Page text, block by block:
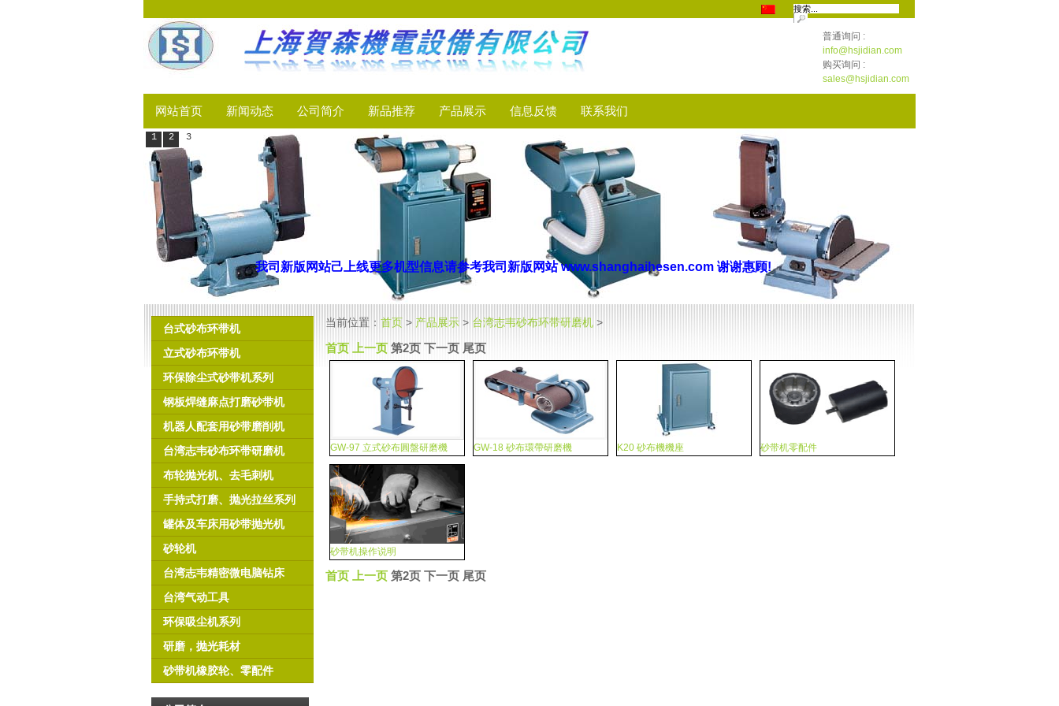
普通询问 :
info@hsjidian.com
购买询问 :
sales@hsjidian.com
网站首页 新闻动态 公司简介 新品推荐 产品展示 信息反馈 联系我们
1 2 3
台式砂布环带机
立式砂布环带机
环保除尘式砂带机系列
钢板焊缝麻点打磨砂带机
机器人配套用砂带磨削机
台湾志韦砂布环带研磨机
布轮抛光机、去毛刺机
手持式打磨、抛光拉丝系列
罐体及车床用砂带抛光机
砂轮机
台湾志韦精密微电脑钻床
台湾气动工具
环保吸尘机系列
研磨，抛光耗材
砂带机橡胶轮、零配件
当前位置： 首页 > 产品展示 > 台湾志韦砂布环带研磨机 >
首页 上一页 第2页 下一页 尾页
GW-97 立式砂布圓盤研磨機 GW-18 砂布環帶研磨機 K20 砂布機機座 砂带机零配件
砂带机操作说明
首页 上一页 第2页 下一页 尾页
我司新版网站己上线更多机型信息请参考我司新版网站www.shanghaihesen.com 谢谢惠顾!